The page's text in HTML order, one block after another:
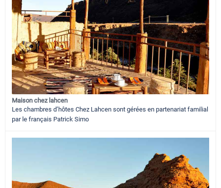
Maison chez lahcen
Les chambres d’hôtes Chez Lahcen sont gérées en partenariat familial
par le français Patrick Simo